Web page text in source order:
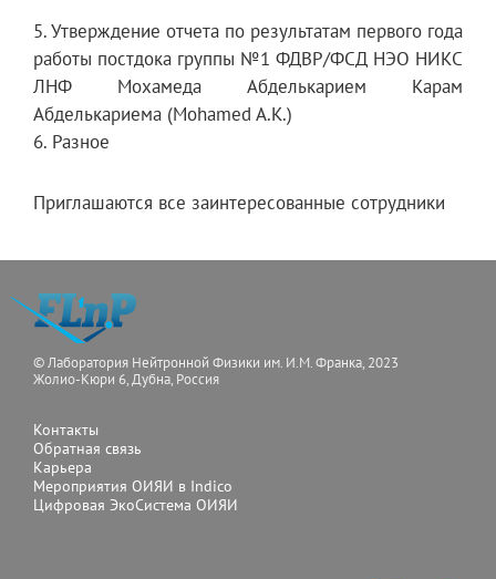
5. Утверждение отчета по результатам первого года
работы постдока группы №1 ФДВР/ФСД НЭО НИКС
ЛНФ Мохамеда Абделькарием Карам
Абделькариема (Mohamed A.K.)
6. Разное
Приглашаются все заинтересованные сотрудники
© Лаборатория Нейтронной Физики им. И.М. Франка, 2023
Жолио-Кюри 6, Дубна, Россия
Контакты
Обратная связь
Карьера
Мероприятия ОИЯИ в Indico
Цифровая ЭкоСистема ОИЯИ